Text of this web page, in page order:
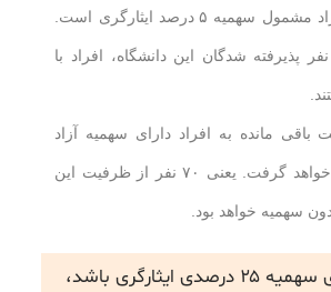
* ۵ درصد آن به افراد مشمول سهمیه ۵ درصد ایثارگری است.
یعنی ۵ نفر از ۱۰۰ نفر پذیرفته شدگان این دانشگاه، افراد با
باقی مانده به افراد دارای سهمیه آزاد
(بدون سهمیه) تعلق خواهد گرفت. یعنی ۷۰ نفر از ظرفیت این
سهمیه خواهد بود.
اگر داوطلبی دارای سهمیه ۲۵ درصدی ایثارگری باشد،